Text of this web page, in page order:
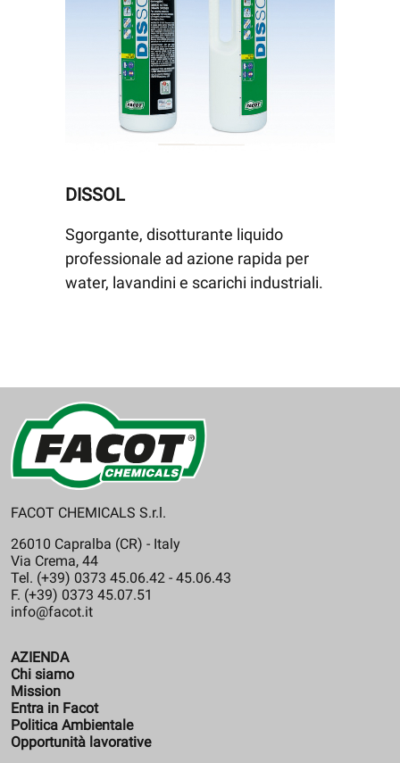
DISSOL
Sgorgante, disotturante liquido
professionale ad azione rapida per
water, lavandini e scarichi industriali.
FACOT CHEMICALS S.r.l.
26010 Capralba (CR) - Italy
Via Crema, 44
Tel. (+39) 0373 45.06.42 - 45.06.43
F. (+39) 0373 45.07.51
info@facot.it
AZIENDA
Chi siamo
Mission
Entra in Facot
Politica Ambientale
Opportunità lavorative